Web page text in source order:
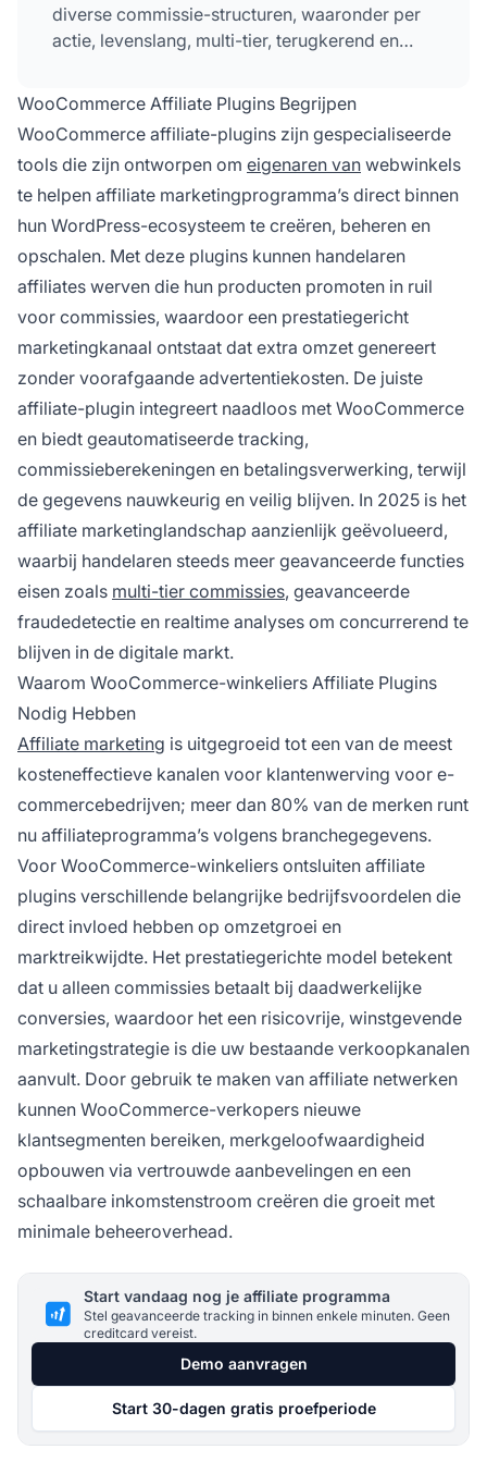
diverse commissie-structuren, waaronder per
actie, levenslang, multi-tier, terugkerend en
WooCommerce Affiliate Plugins Begrijpen
WooCommerce affiliate-plugins zijn gespecialiseerde
tools die zijn ontworpen om eigenaren van webwinkels
te helpen affiliate marketingprogramma’s direct binnen
hun WordPress-ecosysteem te creëren, beheren en
opschalen. Met deze plugins kunnen handelaren
affiliates werven die hun producten promoten in ruil
voor commissies, waardoor een prestatiegericht
marketingkanaal ontstaat dat extra omzet genereert
zonder voorafgaande advertentiekosten. De juiste
affiliate-plugin integreert naadloos met WooCommerce
en biedt geautomatiseerde tracking,
commissieberekeningen en betalingsverwerking, terwijl
de gegevens nauwkeurig en veilig blijven. In 2025 is het
affiliate marketinglandschap aanzienlijk geëvolueerd,
waarbij handelaren steeds meer geavanceerde functies
eisen zoals multi-tier commissies, geavanceerde
fraudedetectie en realtime analyses om concurrerend te
blijven in de digitale markt.
Waarom WooCommerce-winkeliers Affiliate Plugins
Nodig Hebben
Affiliate marketing is uitgegroeid tot een van de meest
kosteneffectieve kanalen voor klantenwerving voor e-
commercebedrijven; meer dan 80% van de merken runt
nu affiliateprogramma’s volgens branchegegevens.
Voor WooCommerce-winkeliers ontsluiten affiliate
plugins verschillende belangrijke bedrijfsvoordelen die
direct invloed hebben op omzetgroei en
marktreikwijdte. Het prestatiegerichte model betekent
dat u alleen commissies betaalt bij daadwerkelijke
conversies, waardoor het een risicovrije, winstgevende
marketingstrategie is die uw bestaande verkoopkanalen
aanvult. Door gebruik te maken van affiliate netwerken
kunnen WooCommerce-verkopers nieuwe
klantsegmenten bereiken, merkgeloofwaardigheid
opbouwen via vertrouwde aanbevelingen en een
schaalbare inkomstenstroom creëren die groeit met
minimale beheeroverhead.
Start vandaag nog je affiliate programma
Stel geavanceerde tracking in binnen enkele minuten. Geen
creditcard vereist.
Demo aanvragen
Start 30-dagen gratis proefperiode